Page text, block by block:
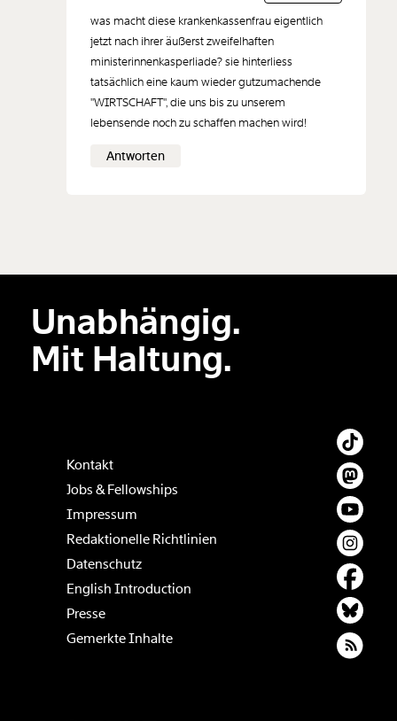
Der Inhalt dieses Feldes wird nicht öffentlich zugänglich angezeigt.
was macht diese krankenkassenfrau eigentlich
jetzt nach ihrer äußerst zweifelhaften
ministerinnenkasperliade? sie hinterliess
tatsächlich eine kaum wieder gutzumachende
"WIRTSCHAFT", die uns bis zu unserem
lebensende noch zu schaffen machen wird!
Antworten
Unabhängig.
Mit Haltung.
Kontakt
Jobs & Fellowships
Impressum
Redaktionelle Richtlinien
Datenschutz
English Introduction
Presse
Gemerkte Inhalte